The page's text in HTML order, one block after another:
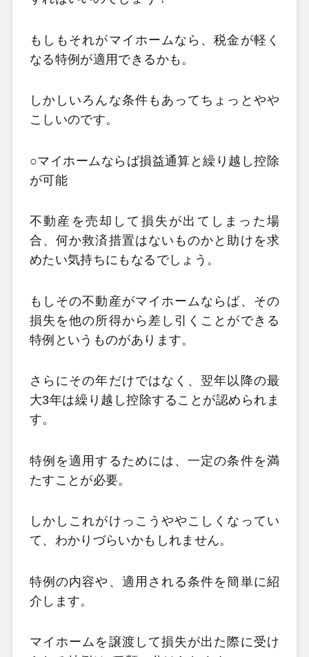
もしもそれがマイホームなら、税金が軽く
なる特例が適用できるかも。
しかしいろんな条件もあってちょっとやや
こしいのです。
○マイホームならば損益通算と繰り越し控除
が可能
不動産を売却して損失が出てしまった場
合、何か救済措置はないものかと助けを求
めたい気持ちにもなるでしょう。
もしその不動産がマイホームならば、その
損失を他の所得から差し引くことができる
特例というものがあります。
さらにその年だけではなく、翌年以降の最
大3年は繰り越し控除することが認められま
す。
特例を適用するためには、一定の条件を満
たすことが必要。
しかしこれがけっこうややこしくなってい
て、わかりづらいかもしれません。
特例の内容や、適用される条件を簡単に紹
介します。
マイホームを譲渡して損失が出た際に受け